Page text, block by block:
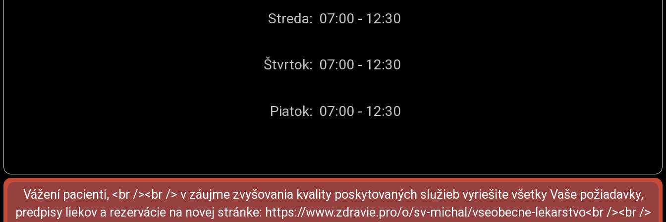
Streda: 07:00 - 12:30
Štvrtok: 07:00 - 12:30
Piatok: 07:00 - 12:30
Vážení pacienti, <br /><br /> v záujme zvyšovania kvality poskytovaných služieb vyriešite všetky Vaše požiadavky,
predpisy liekov a rezervácie na novej stránke: https://www.zdravie.pro/o/sv-michal/vseobecne-lekarstvo<br /><br />